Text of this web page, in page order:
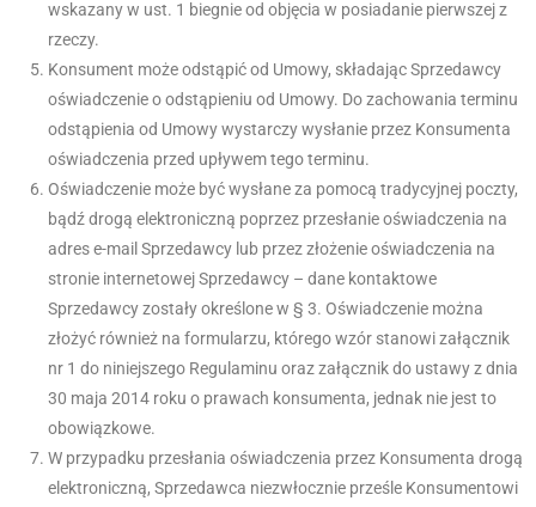
wskazany w ust. 1 biegnie od objęcia w posiadanie pierwszej z
rzeczy.
Konsument może odstąpić od Umowy, składając Sprzedawcy
oświadczenie o odstąpieniu od Umowy. Do zachowania terminu
odstąpienia od Umowy wystarczy wysłanie przez Konsumenta
oświadczenia przed upływem tego terminu.
Oświadczenie może być wysłane za pomocą tradycyjnej poczty,
bądź drogą elektroniczną poprzez przesłanie oświadczenia na
adres e-mail Sprzedawcy lub przez złożenie oświadczenia na
stronie internetowej Sprzedawcy – dane kontaktowe
Sprzedawcy zostały określone w § 3. Oświadczenie można
złożyć również na formularzu, którego wzór stanowi załącznik
nr 1 do niniejszego Regulaminu oraz załącznik do ustawy z dnia
30 maja 2014 roku o prawach konsumenta, jednak nie jest to
obowiązkowe.
W przypadku przesłania oświadczenia przez Konsumenta drogą
elektroniczną, Sprzedawca niezwłocznie prześle Konsumentowi